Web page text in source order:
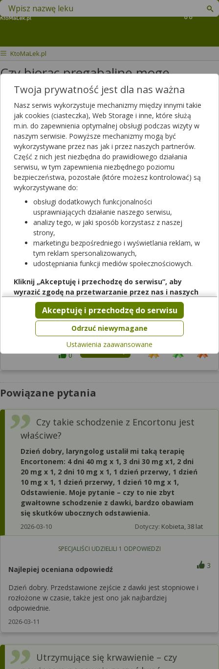
Koszyk
Znajdź lek w swojej okolicy
KtoMaLek.pl
Czy biorąc pregabalinę mogę
doraźnie przyjmować Buscopan i
Espumisan?
Dzień dobry. Przyjmuję pregabalinę
150 mg dziennie (3x50). Czy mogę
brać doraźnieespumisani
buscopan? Zapomniałam zapytać
też lekarza, czy przy terapii
pregabaliną można stosować
TribuxForte. Z góry dziękuję za odp
Dotyczy:Kobieta, 43 lata
Odpowiedzi farmaceutów
można, proszę zachować odstępy czasowe.
2026-07-15
mgr farm. Antoni Stolorz
z apteki w Bieruniu
Podziękuj
0
Powiązane pytania
Czy takie schodzenie z Encortonu jest
właściwe?
Dzień dobry, laryngolog ustalił mi taką terapię
Encortonem: 4 dni 40 mg x 1, 3 dni 30 mg x1, 2 dni
20 mg x 1, 2 dni 10 mg x 1, 1 dzień przerwy, 1 dzień
10 mg x 1, 1 dzień przerwy, 1 dzień 10 mg x 1,
Odstawienie. Moje pytanie – czy to nie zbyt
gwałtowne schodzenie z dawki, bardzo obawiam
się skutków ubocznych odstawienia.
2026-03-10 Dotyczy: Kobieta, 38 lat
SPECJALIŚCI UDZIELILI 1 ODPOWIEDZI
Najlepiej oceniana odpowiedź 3
Dzień dobry. Przedstawione zejście z dawki jest stopniowe i
rozłożone w czasie, także jest ono jak najbardziej
odpowiednie.
2026-03-11
Utrzymujące się krwawienie – czy
Twoja prywatność jest dla nas ważna
Nasz serwis wykorzystuje mechanizmy między innymi takie
jak cookies (ciasteczka), Web Storage i inne, które służą
m.in. do zapewnienia optymalnej obsługi podczas wizyty w
naszym serwisie. Powyższe mechanizmy mogą być
wykorzystywane przez nas jak i przez naszych partnerów.
Część z nich jest niezbędna do prawidłowego działania
serwisu, w tym zapewnienia niezbędnego poziomu
bezpieczeństwa, pozostałe (które możesz kontrolować) są
wykorzystywane do:
obsługi dodatkowych funkcjonalności
usprawniających działanie naszego serwisu,
analizy tego, w jaki sposób korzystasz z naszej
strony,
marketingu bezpośredniego i wyświetlania reklam, w
tym reklam spersonalizowanych,
udostępniania funkcji mediów społecznościowych.
Kliknij „Akceptuję i przechodzę do serwisu”, aby
wyrazić zgodę na przetwarzanie przez nas i naszych
partnerów Twoich danych w powyższych celach.
Pamiętaj, że wyrażenie zgody jest dobrowolne, a wyrażoną
zgodę możesz w każdej chwili cofnąć, możesz też wycofać
zgodę na przetwarzanie Twoich danych tylko w niektórych
celach. Jeżeli chcesz dowiedzieć się więcej lub chcesz
przeprowadzić konfigurację szczegółową, to możesz tego
dokonać za pomocą „Ustawień zaawansowanych”.
zewnętrznych w naszym serwisie znajdziesz w
Odrzuć niewymagane
Akceptuję i przechodzę do serwisu
Ustawienia zaawansowane